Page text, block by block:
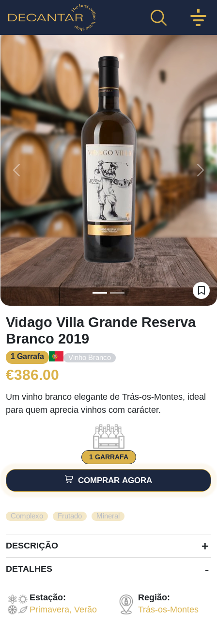
Previous
Vidago Villa Grande Reserva
Branco 2019
1 Garrafa Vinho Branco
€386.00
Um vinho branco elegante de Trás-os-Montes, ideal
para quem aprecia vinhos com carácter.
1 GARRAFA
COMPRAR AGORA
Complexo Frutado Mineral
DESCRIÇÃO +
DETALHES -
Estação:
Primavera,Verão
Região:
Trás-os-Montes